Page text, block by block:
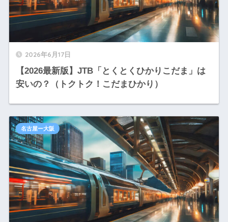
2026年6月17日
【2026最新版】JTB「とくとくひかりこだま」は
安いの？（トクトク！こだまひかり）
名古屋ー大阪